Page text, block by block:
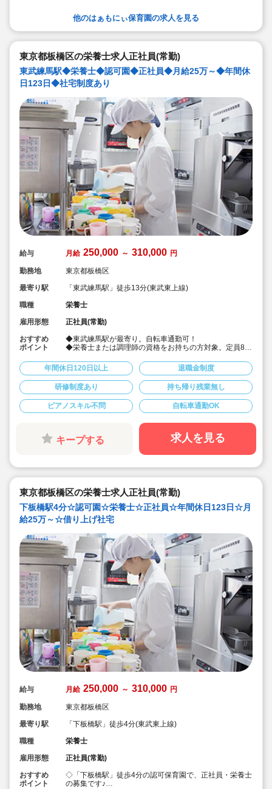
他のはぁもにぃ保育園の求人を見る
東京都板橋区の栄養士求人正社員(常勤)
東武練馬駅◆栄養士◆認可園◆正社員◆月給25万～◆年間休
日123日◆社宅制度あり
給与 月給 250,000 ～ 310,000 円
勤務地
東京都板橋区
最寄り駅
「東武練馬駅」徒歩13分(東武東上線)
職種
栄養士
雇用形態
正社員(常勤)
おすすめ
ポイント
◆東武練馬駅が最寄り。自転車通勤可！
◆栄養士または調理師の資格をお持ちの方対象。定員80
◆月給25万～/別途経験手当あり☆
◆年間休日123日。有給は入社時に3日+半年後に10日付
与！特別休暇も年5日でプライベート充実☆
◆借り上げ社宅制度あり！(敷金礼金なし)
◆介護休暇・産前産後休暇・育児休暇の取得率100％！
復帰率も83％♪
◆「食」の面から子ども達を支える、やりがいのあるお
年間休日120日以上 退職金制度
研修制度あり 持ち帰り残業無し
ピアノスキル不問 自転車通勤OK
キープする 求人を見る
東京都板橋区の栄養士求人正社員(常勤)
下板橋駅4分☆認可園☆栄養士☆正社員☆年間休日123日☆月
給25万～☆借り上げ社宅
給与 月給 250,000 ～ 310,000 円
勤務地
東京都板橋区
最寄り駅
「下板橋駅」徒歩4分(東武東上線)
職種
栄養士
雇用形態
正社員(常勤)
おすすめ
ポイント
◇「下板橋駅」徒歩4分の認可保育園で、正社員・栄養士
の募集です♪